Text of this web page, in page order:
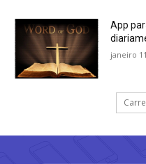
App
janeiro